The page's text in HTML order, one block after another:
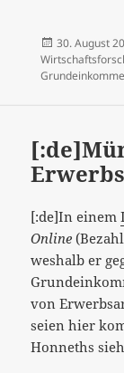
Veröffentlicht
am
30. August
[:de]In einem
Online
weshalb er
von
seien hier
Honneths